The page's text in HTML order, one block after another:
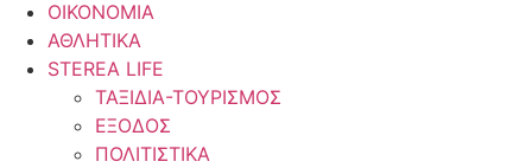
ΟΙΚΟΝΟΜΙΑ
ΑΘΛΗΤΙΚΑ
STEREA LIFE
ΤΑΞΙΔΙΑ-ΤΟΥΡΙΣΜΟΣ
ΕΞΟΔΟΣ
ΠΟΛΙΤΙΣΤΙΚΑ